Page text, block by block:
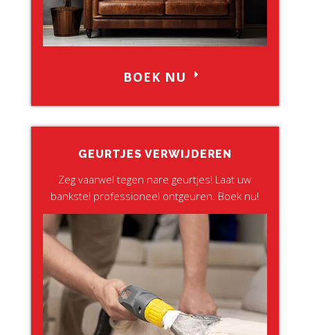
BOEK NU
GEURTJES VERWIJDEREN
Zeg vaarwel tegen nare geurtjes! Laat uw
bankstel professioneel ontgeuren. Boek nu!